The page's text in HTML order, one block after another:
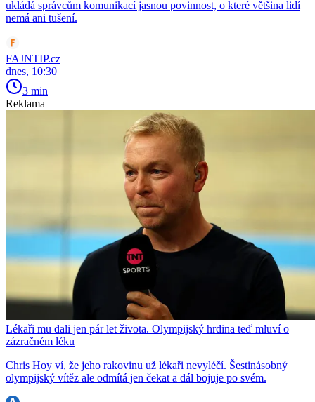
ukládá správcům komunikací jasnou povinnost, o které většina lidí
nemá ani tušení.
FAJNTIP.cz
dnes, 10:30
3 min
Reklama
Lékaři mu dali jen pár let života. Olympijský hrdina teď mluví o
zázračném léku
Chris Hoy ví, že jeho rakovinu už lékaři nevyléčí. Šestinásobný
olympijský vítěz ale odmítá jen čekat a dál bojuje po svém.